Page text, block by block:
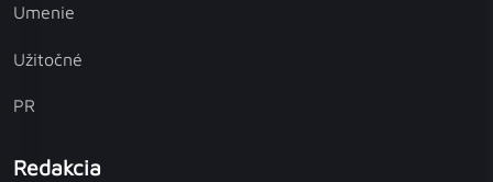
Umenie
Užitočné
PR
Redakcia